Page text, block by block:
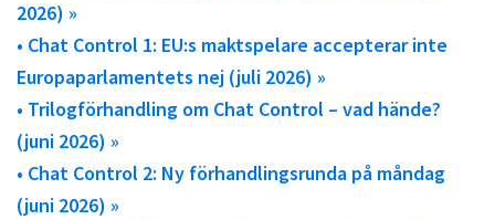
2026) »
• Chat Control 1: EU:s maktspelare accepterar inte
Europaparlamentets nej (juli 2026) »
• Trilogförhandling om Chat Control – vad hände?
(juni 2026) »
• Chat Control 2: Ny förhandlingsrunda på måndag
(juni 2026) »